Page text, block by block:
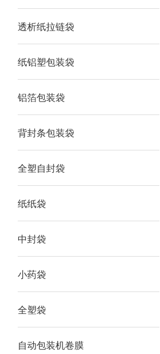
透析纸拉链袋
纸铝塑包装袋
铝箔包装袋
背封条包装袋
全塑自封袋
纸纸袋
中封袋
小药袋
全塑袋
自动包装机卷膜